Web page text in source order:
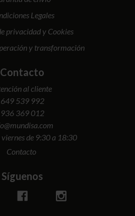
Legales
privacidad y Cookies
y transformación
Contacto
al cliente
649 539 992
936 369 012
viernes de 9:30 a 18:30
Contacto
Síguenos